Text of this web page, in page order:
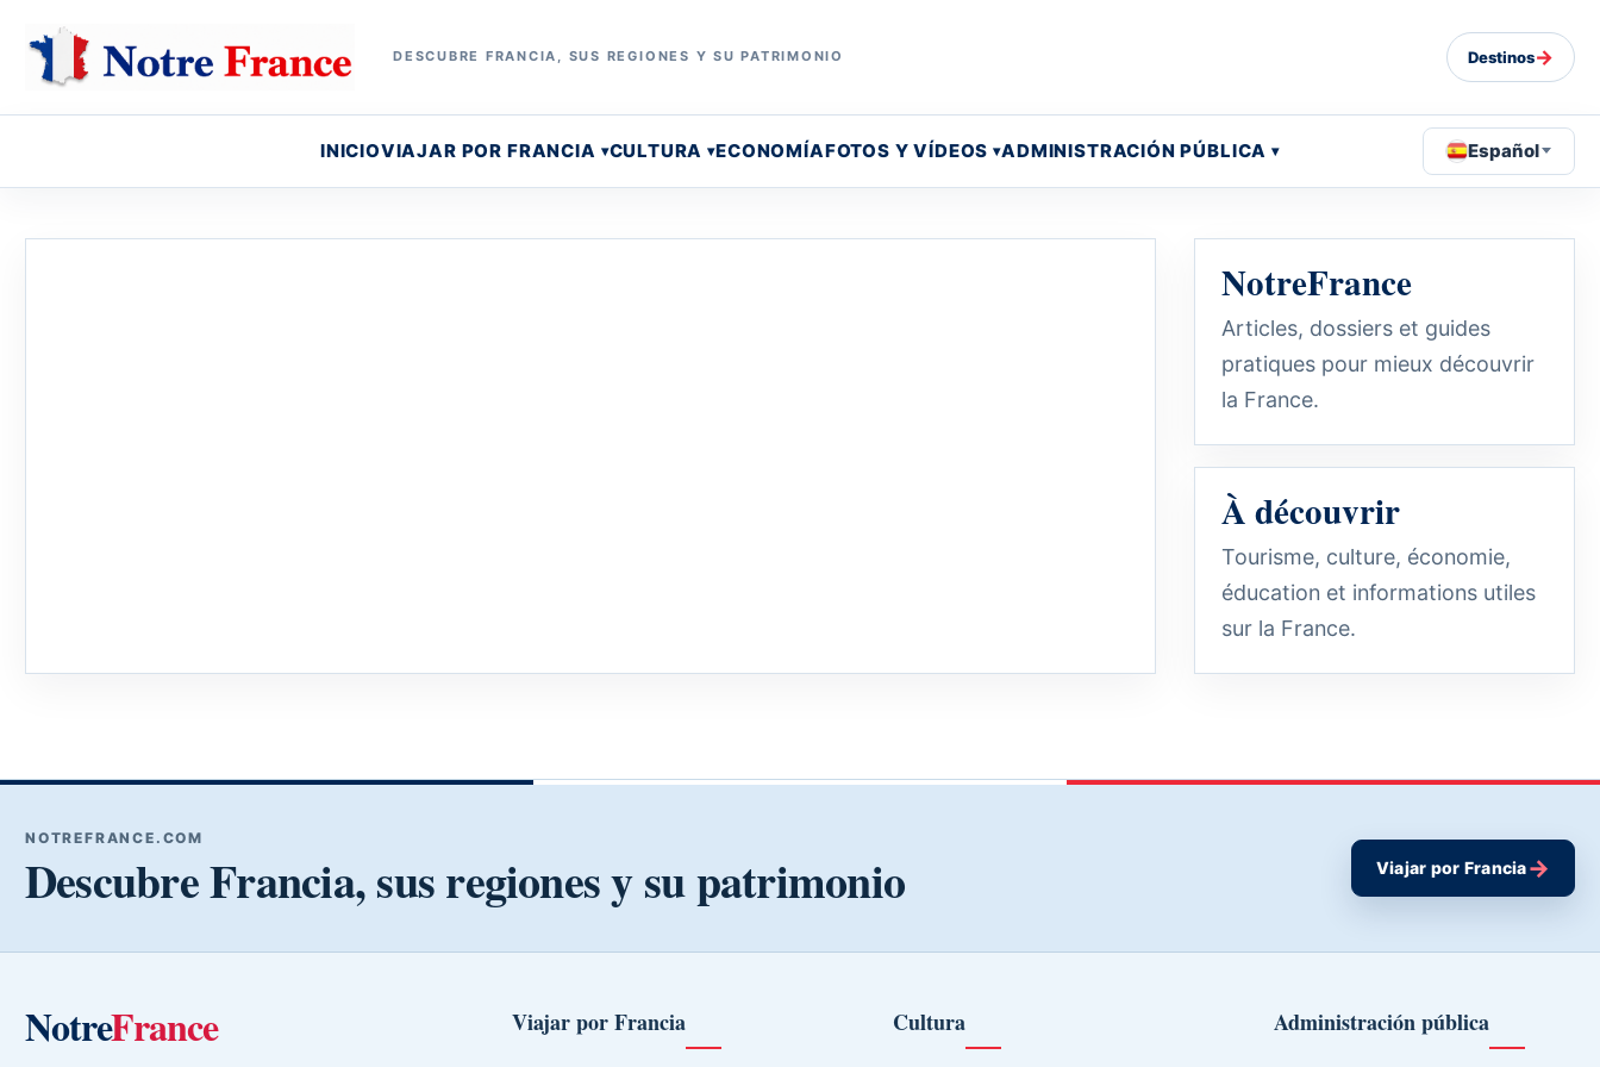
DESCUBRE FRANCIA, SUS REGIONES Y SU PATRIMONIO Destinos→
INICIOVIAJAR POR FRANCIA CULTURA ECONOMÍAFOTOS Y VÍDEOS ADMINISTRACIÓN PÚBLICA Español
NotreFrance
Articles, dossiers et guides
pratiques pour mieux découvrir
la France.
À découvrir
Tourisme, culture, économie,
éducation et informations utiles
sur la France.
NOTREFRANCE.COM
Descubre Francia, sus regiones y su patrimonio Viajar por Francia→
NotreFrance Viajar por Francia Cultura Administración pública